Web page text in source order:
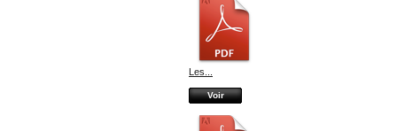
Les...
Voir